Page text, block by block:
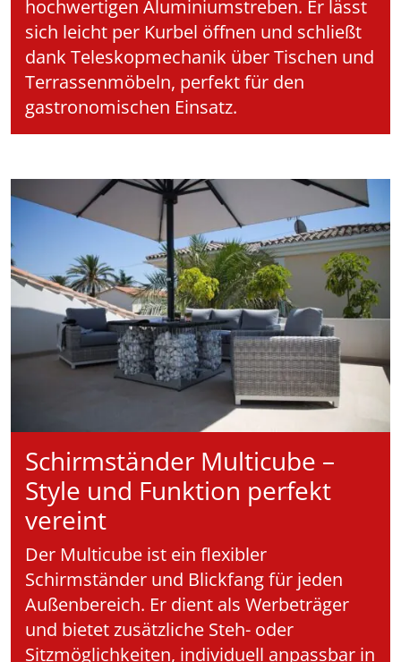
hochwertigen Aluminiumstreben. Er lässt
sich leicht per Kurbel öffnen und schließt
dank Teleskopmechanik über Tischen und
Terrassenmöbeln, perfekt für den
gastronomischen Einsatz.
Schirmständer Multicube –
Style und Funktion perfekt
vereint
Der Multicube ist ein flexibler
Schirmständer und Blickfang für jeden
Außenbereich. Er dient als Werbeträger
und bietet zusätzliche Steh- oder
Sitzmöglichkeiten, individuell anpassbar in